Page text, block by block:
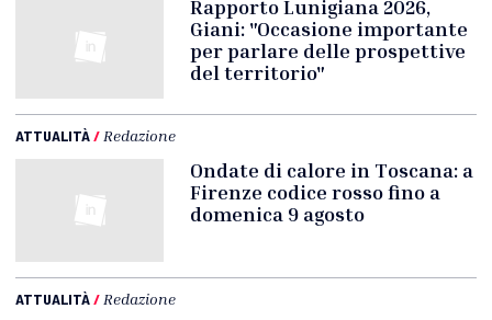
Rapporto Lunigiana 2026,
Giani: "Occasione importante
per parlare delle prospettive
del territorio"
ATTUALITÀ/ Redazione
Ondate di calore in Toscana: a
Firenze codice rosso fino a
domenica 9 agosto
ATTUALITÀ/ Redazione